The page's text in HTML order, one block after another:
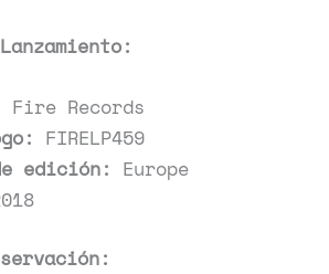
Fire Records
FIRELP459
edición: Europe